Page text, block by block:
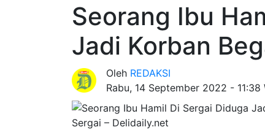
Seorang Ibu
Jadi Korban
Oleh REDAKSI
Rabu, 14 September 2022 - 11:38
Sergai – Delidaily.net